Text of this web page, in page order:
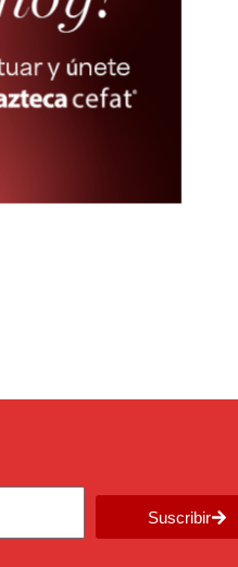
Suscribir